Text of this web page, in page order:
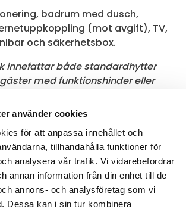
använder cookies
för att anpassa innehållet och
tillhandahålla funktioner för
analysera vår trafik. Vi vidarebefordrar
annan information från din enhet till de
annons- och analysföretag som vi
Dessa kan i sin tur kombinera
badrum med dusch,
(mot avgift), TV,
och säkerhetsbox.
innefattar både standardhytter
med funktionshinder eller
endast ett exempel. Hyttens
och möblering kan skilja sig
inom samma hyttkategori.
Bella, Fantastica, Aurea